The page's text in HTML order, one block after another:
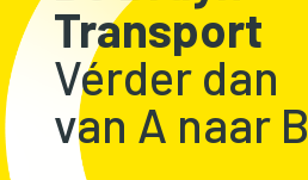
Transport
Vérder dan
van A naar B